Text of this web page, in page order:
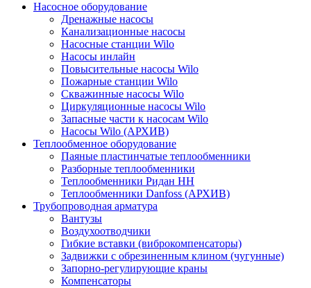
Насосное оборудование
Дренажные насосы
Канализационные насосы
Насосные станции Wilo
Насосы инлайн
Повысительные насосы Wilo
Пожарные станции Wilo
Скважинные насосы Wilo
Циркуляционные насосы Wilo
Запасные части к насосам Wilo
Насосы Wilo (АРХИВ)
Теплообменное оборудование
Паяные пластинчатые теплообменники
Разборные теплообменники
Теплообменники Ридан НН
Теплообменники Danfoss (АРХИВ)
Трубопроводная арматура
Вантузы
Воздухоотводчики
Гибкие вставки (виброкомпенсаторы)
Задвижки с обрезиненным клином (чугунные)
Запорно-регулирующие краны
Компенсаторы